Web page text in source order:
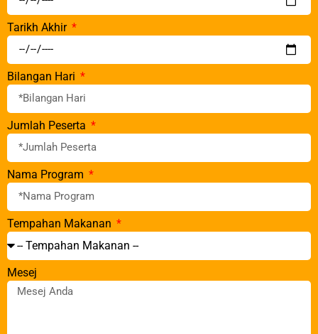
Tarikh Akhir
Bilangan Hari
Jumlah Peserta
Nama Program
Tempahan Makanan
Mesej